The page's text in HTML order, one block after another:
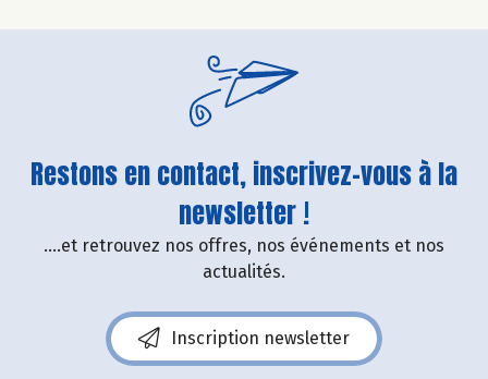
Restons en contact, inscrivez-vous à la
newsletter !
....et retrouvez nos offres, nos événements et nos
actualités.
Inscription newsletter